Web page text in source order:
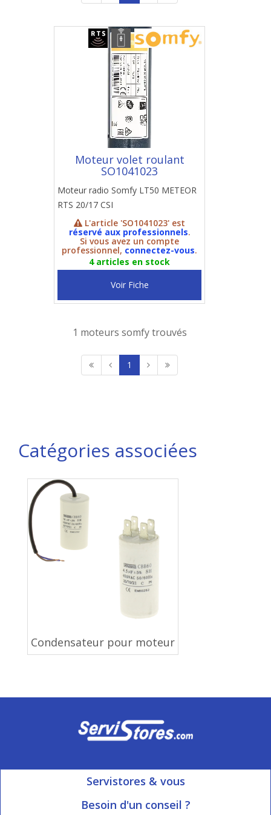
Moteur volet roulant
SO1041023
Moteur radio Somfy LT50 METEOR
RTS 20/17 CSI
L'article 'SO1041023' est
réservé aux professionnels.
Si vous avez un compte
professionnel, connectez-vous.
4 articles en stock
Voir Fiche
1 moteurs somfy trouvés
1
Catégories associées
Condensateur pour moteur
Servistores & vous
Mon compte
Besoin d'un conseil ?